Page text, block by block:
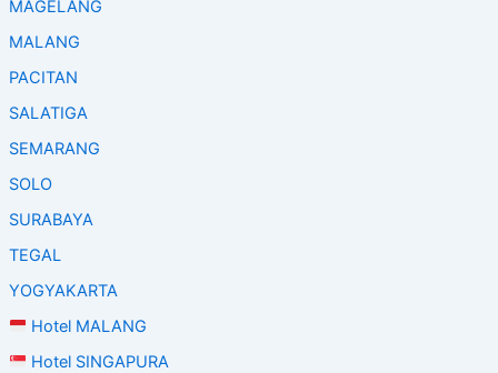
MAGELANG
MALANG
PACITAN
SALATIGA
SEMARANG
SOLO
SURABAYA
TEGAL
YOGYAKARTA
Hotel MALANG
Hotel SINGAPURA